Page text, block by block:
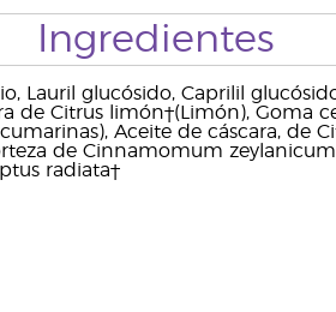
Ingredientes
Lauril glucósido, Caprilil
de Citrus limón†(Limón), Goma
Aceite de cáscara, de
de Cinnamomum
radiata†